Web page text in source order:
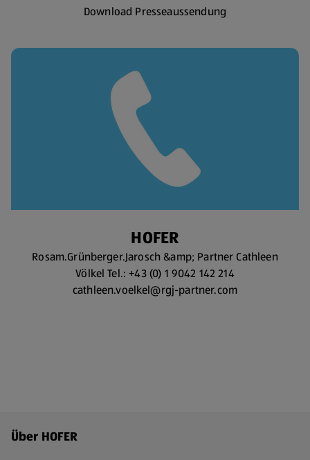
Download Presseaussendung
HOFER
Rosam.Grünberger.Jarosch &amp; Partner Cathleen
Völkel Tel.: +43 (0) 1 9042 142 214
cathleen.voelkel@rgj-partner.com
Fußzeilenmenü - weitere Links
Über HOFER